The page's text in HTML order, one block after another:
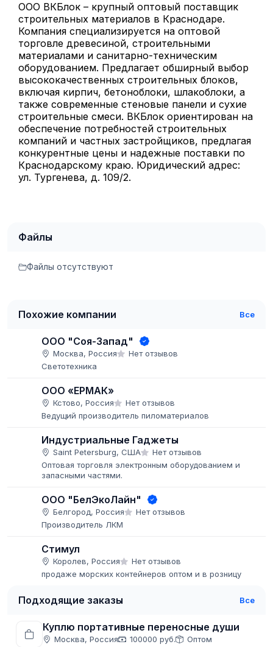
ООО ВКБлок – крупный оптовый поставщик
строительных материалов в Краснодаре.
Компания специализируется на оптовой
торговле древесиной, строительными
материалами и санитарно-техническим
оборудованием. Предлагает обширный выбор
высококачественных строительных блоков,
включая кирпич, бетоноблоки, шлакоблоки, а
также современные стеновые панели и сухие
строительные смеси. ВКБлок ориентирован на
обеспечение потребностей строительных
компаний и частных застройщиков, предлагая
конкурентные цены и надежные поставки по
Краснодарскому краю. Юридический адрес:
ул. Тургенева, д. 109/2.
Файлы
Файлы отсутствуют
Похожие компании Все
ООО "Соя-Запад"
Москва, Россия
Нет отзывов
Светотехника
ООО «ЕРМАК»
Кстово, Россия
Нет отзывов
Ведущий производитель пиломатериалов
Индустриальные Гаджеты
Saint Petersburg, США
Нет отзывов
Оптовая торговля электронным оборудованием и
запасными частями.
ООО "БелЭкоЛайн"
Белгород, Россия
Нет отзывов
Производитель ЛКМ
Стимул
Королев, Россия
Нет отзывов
продаже морских контейнеров оптом и в розницу
Подходящие заказы Все
Куплю портативные переносные души
Москва, Россия 100000 руб. Оптом